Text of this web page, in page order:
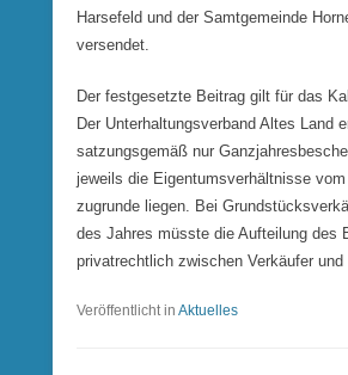
Harsefeld und der Samtgemeinde
versendet.
Der festgesetzte Beitrag gilt für das
Der Unterhaltungsverband Altes Land
satzungsgemäß nur
jeweils die Eigentumsverhältnisse
zugrunde liegen. Bei
des Jahres müsste die Aufteilung des
privatrechtlich zwischen Verkäufer und
Veröffentlicht in Aktuelles